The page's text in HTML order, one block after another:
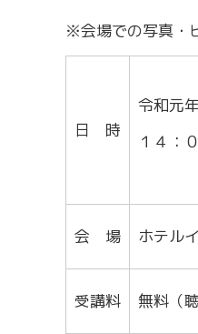
※会場での写真・
日 時
令和元
１４：
会 場 ホテル
受講料 無料（